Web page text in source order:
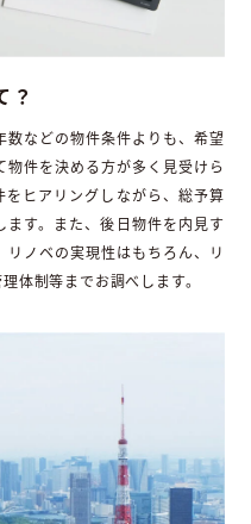
？
などの物件条件よりも、希望
件を決める方が多く見受けら
ヒアリングしながら、総予算
す。また、後日物件を内見す
ノベの実現性はもちろん、リ
体制等までお調べします。